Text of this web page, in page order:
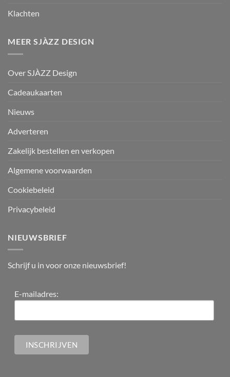
Klachten
MEER SJÀZZ DESIGN
Over SJÀZZ Design
Cadeaukaarten
Nieuws
Adverteren
Zakelijk bestellen en verkopen
Algemene voorwaarden
Cookiebeleid
Privacybeleid
NIEUWSBRIEF
Schrijf u in voor onze nieuwsbrief!
E-mailadres: